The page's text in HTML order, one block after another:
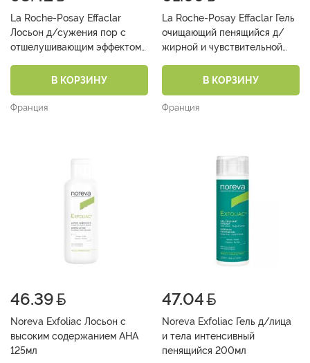
La Roche-Posay Effaclar
Лосьон д/сужения пор с
отшелушивающим эффектом
В КОРЗИНУ
Франция
La Roche-Posay Effaclar Гель
очищающий пенящийся д/
жирной и чувствительной
В КОРЗИНУ
Франция
46.39
Noreva Exfoliac Лосьон с
высоким содержанием АНА
125мл
47.04
Noreva Exfoliac Гель д/лица
и тела интенсивный
пенящийся 200мл